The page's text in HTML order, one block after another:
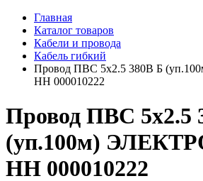
Главная
Каталог товаров
Кабели и провода
Кабель гибкий
Провод ПВС 5х2.5 380В Б
НН 000010222
Провод ПВС 5х2.5
(уп.100м)
НН 000010222